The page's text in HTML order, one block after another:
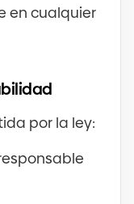
en cualquier
por la ley: